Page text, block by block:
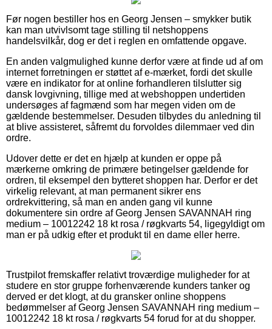
Før nogen bestiller hos en Georg Jensen – smykker butik
kan man utvivlsomt tage stilling til netshoppens
handelsvilkår, dog er det i reglen en omfattende opgave.
En anden valgmulighed kunne derfor være at finde ud af om
internet forretningen er støttet af e-mærket, fordi det skulle
være en indikator for at online forhandleren tilslutter sig
dansk lovgivning, tillige med at webshoppen undertiden
undersøges af fagmænd som har megen viden om de
gældende bestemmelser. Desuden tilbydes du anledning til
at blive assisteret, såfremt du forvoldes dilemmaer ved din
ordre.
Udover dette er det en hjælp at kunden er oppe på
mærkerne omkring de primære betingelser gældende for
ordren, til eksempel den bytteret shoppen har. Derfor er det
virkelig relevant, at man permanent sikrer ens
ordrekvittering, så man en anden gang vil kunne
dokumentere sin ordre af Georg Jensen SAVANNAH ring
medium – 10012242 18 kt rosa / røgkvarts 54, ligegyldigt om
man er på udkig efter et produkt til en dame eller herre.
Trustpilot fremskaffer relativt troværdige muligheder for at
studere en stor gruppe forhenværende kunders tanker og
derved er det klogt, at du gransker online shoppens
bedømmelser af Georg Jensen SAVANNAH ring medium –
10012242 18 kt rosa / røgkvarts 54 forud for at du shopper.